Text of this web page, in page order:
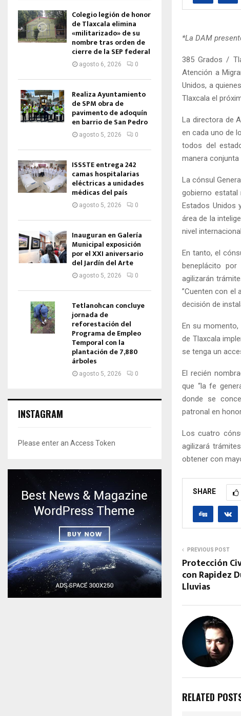
*La DAM
385 Grados /
Atención a
Unidos, a
Tlaxcala el
La directora de
en cada uno de
todos del
manera
La cónsul
gobierno estatal
Estados Unidos
área de la
nivel internacional.
En tanto, el
beneplácito
agilizarán
”Cuenten con el
decisión de
En su momento,
de Tlaxcala
se tenga un
El recién
que “la fe
donde se
patronal en
Los cuatro
agilizará
obtener con
SHARE
PREVIOUS POST
Protección
con Rapidez
Lluvias
RELATED
Colegio legión de honor
de Tlaxcala elimina
«militarizado» de su
nombre tras orden de
cierre de la SEP federal
agosto 6, 2026 0
Realiza Ayuntamiento
de SPM obra de
pavimento de adoquín
en barrio de San Pedro
agosto 5, 2026 0
ISSSTE entrega 242
camas hospitalarias
eléctricas a unidades
médicas del país
agosto 5, 2026 0
Inauguran en Galería
Municipal exposición
por el XXI aniversario
del Jardín del Arte
agosto 5, 2026 0
Tetlanohcan concluye
jornada de
reforestación del
Programa de Empleo
Temporal con la
plantación de 7,880
árboles
agosto 5, 2026 0
INSTAGRAM
Please enter an Access Token